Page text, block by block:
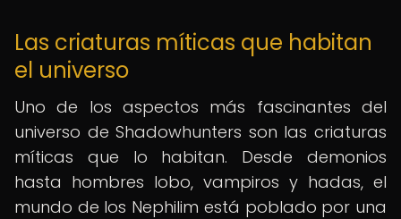
Las criaturas míticas que habitan
el universo
Uno de los aspectos más fascinantes del
universo de Shadowhunters son las criaturas
míticas que lo habitan. Desde demonios
hasta hombres lobo, vampiros y hadas, el
mundo de los Nephilim está poblado por una